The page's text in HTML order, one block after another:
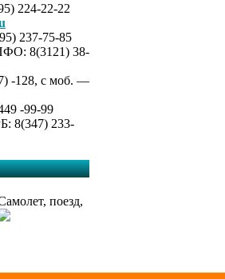
224-22-22
237-75-85
8(3121) 38-
-128, с моб. —
-99-99
8(347) 233-
поезд,